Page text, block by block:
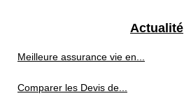
Actualité
Meilleure assurance vie en...
Comparer les Devis de...